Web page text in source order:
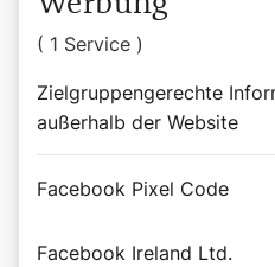
( 1 Service )
Zielgruppengerechte
außerhalb der Website
Facebook Pixel Code
Facebook Ireland Ltd.